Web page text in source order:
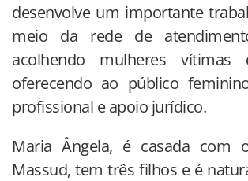
desenvolve um importante
meio da rede de
acolhendo mulheres vítimas
oferecendo ao público
profissional e apoio jurídico.
Maria Ângela, é casada com
Massud, tem três filhos e é